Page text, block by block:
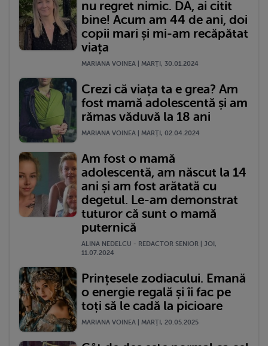
nu regret nimic. DA, ai citit
bine! Acum am 44 de ani, doi
copii mari și mi-am recăpătat
viața
MARIANA VOINEA | MARŢI, 30.01.2024
Crezi că viața ta e grea? Am
fost mamă adolescentă și am
rămas văduvă la 18 ani
MARIANA VOINEA | MARŢI, 02.04.2024
Am fost o mamă
adolescentă, am născut la 14
ani și am fost arătată cu
degetul. Le-am demonstrat
tuturor că sunt o mamă
puternică
ALINA NEDELCU - REDACTOR SENIOR | JOI,
11.07.2024
Prințesele zodiacului. Emană
o energie regală și îi fac pe
toți să le cadă la picioare
MARIANA VOINEA | MARŢI, 20.05.2025